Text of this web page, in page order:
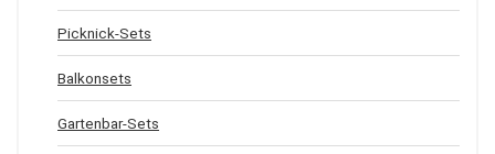
Picknick-Sets
Balkonsets
Gartenbar-Sets